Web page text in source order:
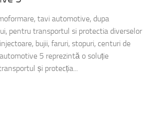
tavi automotive, dupa
pentru transportul si protectia diverselor
bujii, faruri, stopuri, centuri de
5 reprezintă o soluție
și protecția...